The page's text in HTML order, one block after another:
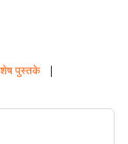
पुस्तके |